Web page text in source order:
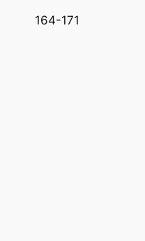
164-171